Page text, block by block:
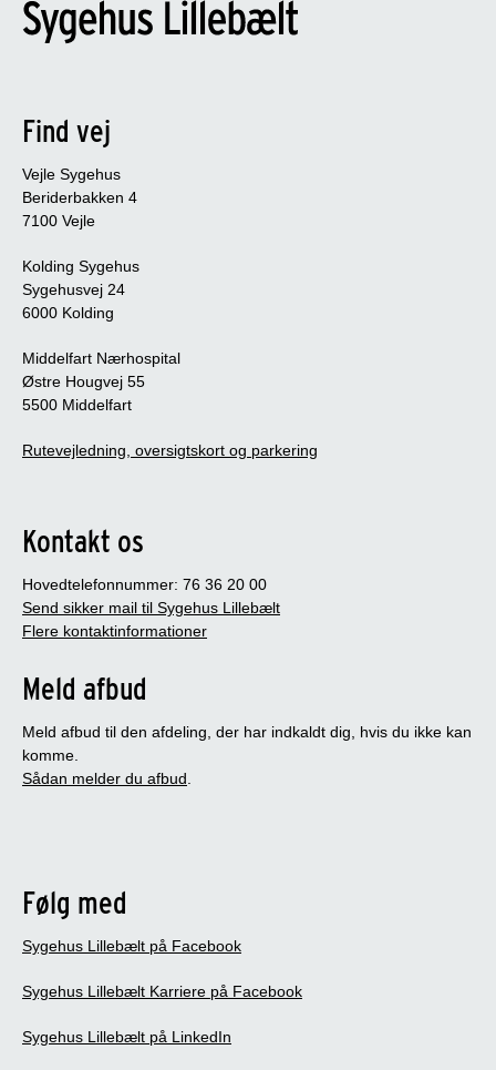
Find vej
Vejle Sygehus
Beriderbakken 4
7100 Vejle
Kolding Sygehus
Sygehusvej 24
6000 Kolding
Middelfart Nærhospital
Østre Hougvej 55
5500 Middelfart
Rutevejledning, oversigtskort og parkering
Kontakt os
Hovedtelefonnummer: 76 36 20 00
Send sikker mail til Sygehus Lillebælt
Flere kontaktinformationer
Meld afbud
Meld afbud til den afdeling, der har indkaldt dig, hvis du ikke kan
komme.
Sådan melder du afbud.
Følg med
Sygehus Lillebælt på Facebook
Sygehus Lillebælt Karriere på Facebook
Sygehus Lillebælt på LinkedIn